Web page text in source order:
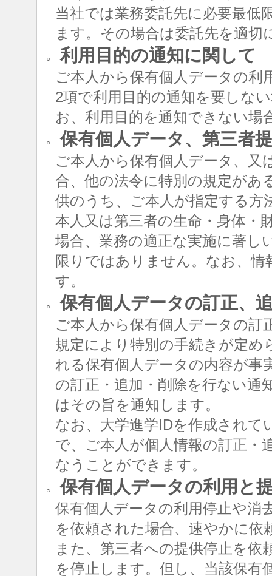
当社では業務委託先に必要最低
ます。その場合は委託先を適切
○ 利用目的の通知に関して
ご本人から保有個人データの利
2項で利用目的の通知を要しな
お、利用目的を通知できない場
○ 保有個人データ、第三者
ご本人から保有個人データ、又
合、他の法令に特別の規定があ
供のうち、ご本人が指定する方
本人又は第三者の生命・身体・
場合、業務の適正な実施に著し
限りではありません。なお、
す。
○ 保有個人データの訂正、
ご本人から保有個人データの訂
規定により特別の手続きが定め
れる保有個人データの内容が事
の訂正・追加・削除を行ない通
はその旨を通知します。
なお、大学進学IDを作成されて
で、ご本人が個人情報の訂正・
なうことができます。
○ 保有個人データの利用と
保有個人データの利用停止や消
を依頼された場合、速やかに
また、第三者への提供停止を
を停止します。但し、当該保有